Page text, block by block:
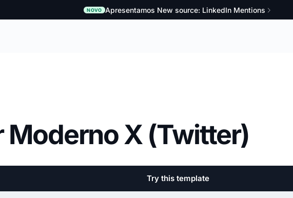
NOVO Apresentamos New source: LinkedIn Mentions
X (Twitter)
Try this template